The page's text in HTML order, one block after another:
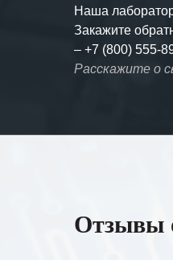
Наша
Закажите
– +7 (800) 555-
Расскажите о
Отзывы